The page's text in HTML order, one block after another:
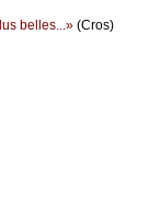
bеllеs...» (Сrоs)